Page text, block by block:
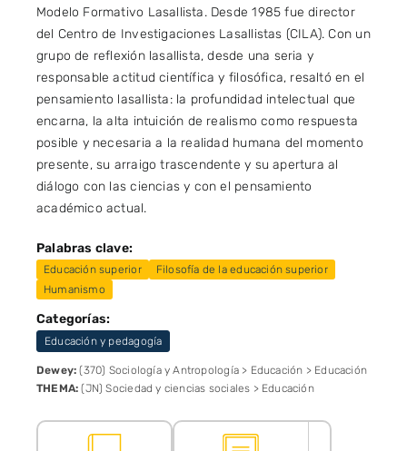
Modelo Formativo Lasallista. Desde 1985 fue director
del Centro de Investigaciones Lasallistas (CILA). Con un
grupo de reflexión lasallista, desde una seria y
responsable actitud científica y filosófica, resaltó en el
pensamiento lasallista: la profundidad intelectual que
encarna, la alta intuición de realismo como respuesta
posible y necesaria a la realidad humana del momento
presente, su arraigo trascendente y su apertura al
diálogo con las ciencias y con el pensamiento
académico actual.
Palabras clave:
Educación superior
Filosofía de la educación superior
Humanismo
Categorías:
Educación y pedagogía
Dewey: (370) Sociología y Antropología > Educación > Educación
THEMA: (JN) Sociedad y ciencias sociales > Educación